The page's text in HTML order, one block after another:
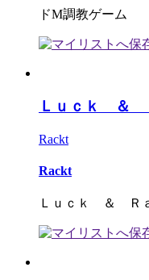
ドM調教ゲーム
Ｌｕｃｋ ＆
Rackt
Rackt
Ｌｕｃｋ ＆ Ｒ